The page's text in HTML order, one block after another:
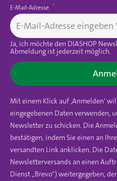
E-Mail-Adresse
Ja, ich möchte den DIASHOP
Abmeldung ist jederzeit möglich.
Mit einem Klick auf ‚Anmelden‘
eingegebenen Daten verwenden,
Newsletter zu schicken. Die
bestätigen, indem Sie einen an
versandten Link anklicken. Die
Newsletterversands an einen
Dienst „Brevo“) weitergegeben,